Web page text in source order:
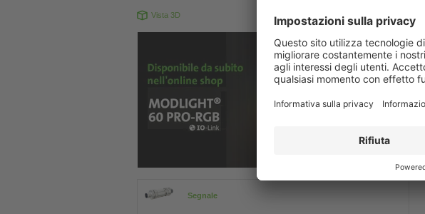
Vista 3D Il prodotto può differire dall'immagine
Segnale